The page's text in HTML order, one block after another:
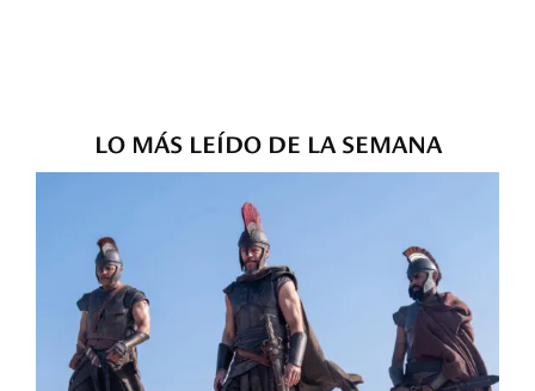
LO MÁS LEÍDO DE LA SEMANA